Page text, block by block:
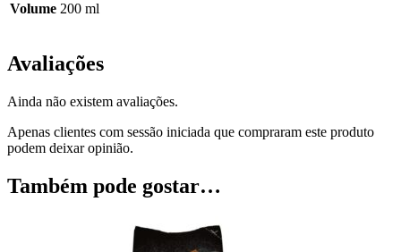
Volume 200 ml
Avaliações
Ainda não existem avaliações.
Apenas clientes com sessão iniciada que compraram este produto
podem deixar opinião.
Também pode gostar…